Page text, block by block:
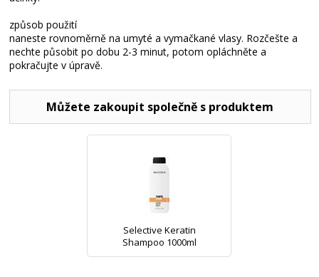
způsob použití
naneste rovnoměrně na umyté a vymačkané vlasy. Rozčešte a
nechte působit po dobu 2-3 minut, potom opláchněte a
pokračujte v úpravě.
Můžete zakoupit společně s produktem
Selective Keratin
Shampoo 1000ml